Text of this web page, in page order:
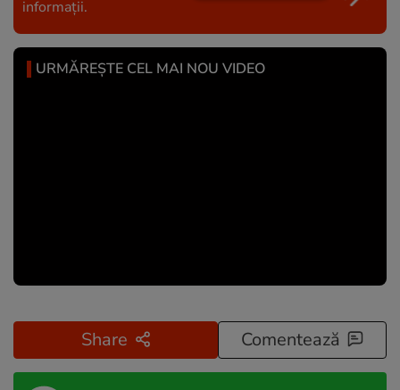
informații.
URMĂREȘTE CEL MAI NOU VIDEO
Share Comentează